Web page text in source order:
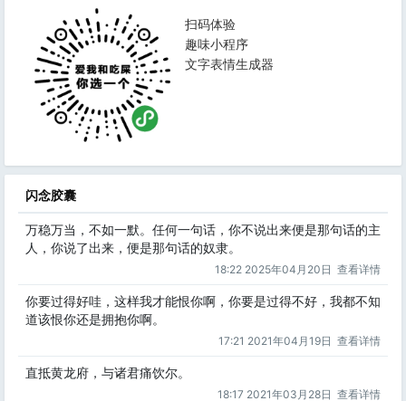
扫码体验
趣味小程序
文字表情生成器
闪念胶囊
万稳万当，不如一默。任何一句话，你不说出来便是那句话的主
人，你说了出来，便是那句话的奴隶。
18:22 2025年04月20日 查看详情
你要过得好哇，这样我才能恨你啊，你要是过得不好，我都不知
道该恨你还是拥抱你啊。
17:21 2021年04月19日 查看详情
直抵黄龙府，与诸君痛饮尔。
18:17 2021年03月28日 查看详情